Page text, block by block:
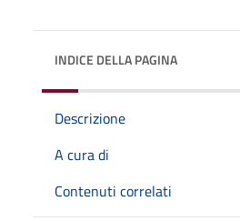
INDICE DELLA PAGINA
Descrizione
A cura di
Contenuti correlati